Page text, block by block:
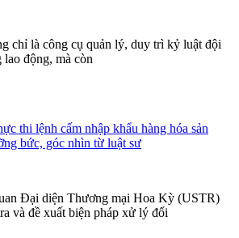
chỉ là công cụ quản lý, duy trì kỷ luật đội
động, mà còn
thi lệnh cấm nhập khẩu hàng hóa sản
bức, góc nhìn từ luật sư
Đại diện Thương mại Hoa Kỳ (USTR)
và đề xuất biện pháp xử lý đối